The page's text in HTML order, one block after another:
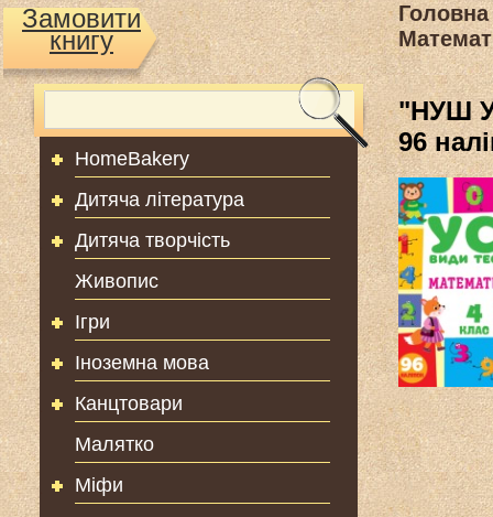
Замовити
книгу
HomeBakery
Дитяча література
Дитяча творчість
Живопис
Ігри
Іноземна мова
Канцтовари
Малятко
Міфи
Головна
"НУШ
96